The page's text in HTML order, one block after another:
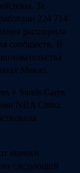
За
224 714
расширила
сообществ. В
Макао.
× Sands Cares
NBA China.
оценки
на следующий